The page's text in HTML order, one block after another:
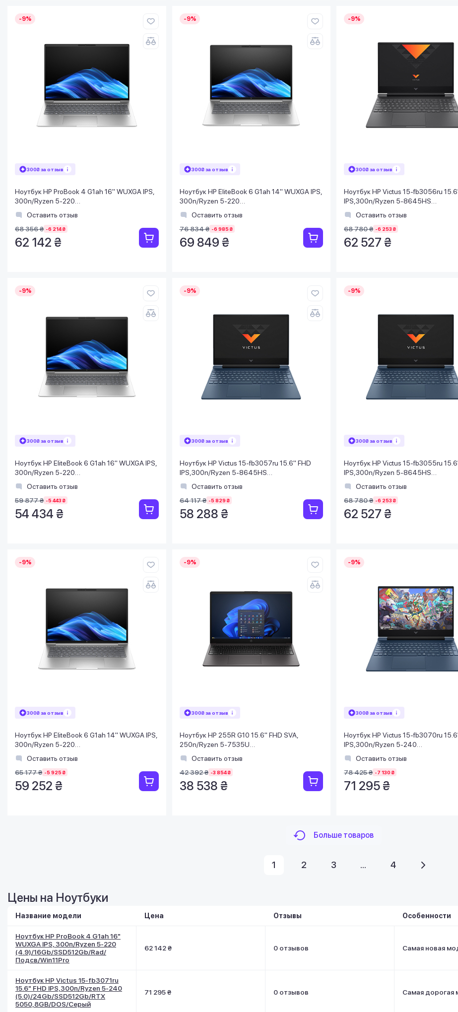
-9%
300₴ за отзыв
Ноутбук HP ProBook 4 G1ah 16" WUXGA IPS,
300n/Ryzen 5-220
(4.9)/16Gb/SSD512Gb/Rad/Подсв/Win11Pro
Оставить отзыв
68 356 ₴ -6 214 ₴
62 142 ₴
-9%
300₴ за отзыв
Ноутбук HP EliteBook 6 G1ah 14" WUXGA IPS,
300n/Ryzen 5-220
(4.9)/32Gb/SSD1TB/Radeon/FPS/
Подсв/DOS
Оставить отзыв
76 834 ₴ -6 985 ₴
69 849 ₴
-9%
300₴ за отзыв
Ноутбук HP Victus 15-fb3056ru
IPS,300n/Ryzen 5-8645HS
(5.0)/16Gb/SSD1TB/RTX 4050,
Серый
Оставить отзыв
68 780 ₴ -6 253 ₴
62 527 ₴
-9%
300₴ за отзыв
Ноутбук HP EliteBook 6 G1ah 16" WUXGA IPS,
300n/Ryzen 5-220
(4.9)/16Gb/SSD512Gb/Radeon/FPS/
Подсв/DOS
Оставить отзыв
59 877 ₴ -5 443 ₴
54 434 ₴
-9%
300₴ за отзыв
Ноутбук HP Victus 15-fb3057ru 15.6" FHD
IPS,300n/Ryzen 5-8645HS
(5.0)/16Gb/SSD512Gb/RTX 4050, 6GB/DOS/
Синий
Оставить отзыв
64 117 ₴ -5 829 ₴
58 288 ₴
-9%
300₴ за отзыв
Ноутбук HP Victus 15-fb3055ru
IPS,300n/Ryzen 5-8645HS
(5.0)/16Gb/SSD1TB/RTX 4050,
Синий
Оставить отзыв
68 780 ₴ -6 253 ₴
62 527 ₴
-9%
300₴ за отзыв
Ноутбук HP EliteBook 6 G1ah 14" WUXGA IPS,
300n/Ryzen 5-220
(4.9)/24Gb/SSD1TB/Radeon/FPS/
Подсв/DOS
Оставить отзыв
65 177 ₴ -5 925 ₴
59 252 ₴
-9%
300₴ за отзыв
Ноутбук HP 255R G10 15.6" FHD SVA,
250n/Ryzen 5-7535U
(4.5)/16Gb/SSD512Gb/Radeon/DOS/Серий
Оставить отзыв
42 392 ₴ -3 854 ₴
38 538 ₴
-9%
300₴ за отзыв
Ноутбук HP Victus 15-fb3070ru
IPS,300n/Ryzen 5-240
(5.0)/24Gb/SSD512Gb/RTX
Синий
Оставить отзыв
78 425 ₴ -7 130 ₴
71 295 ₴
Больше товаров
1 2 3 ... 4
Цены на Ноутбуки
Название модели Цена Отзывы Особенности
Ноутбук HP ProBook 4 G1ah 16"
WUXGA IPS, 300n/Ryzen 5-220
(4.9)/16Gb/SSD512Gb/Rad/
Подсв/Win11Pro
62 142 ₴ 0 отзывов Самая новая
Ноутбук HP Victus 15-fb3071ru
15.6" FHD IPS,300n/Ryzen 5-240
(5.0)/24Gb/SSD512Gb/RTX
5050,8GB/DOS/Серый
71 295 ₴ 0 отзывов Самая дорогая